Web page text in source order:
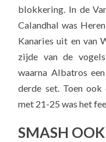
blokkering. In de
Calandhal was
Kanaries uit en van
zijde van de
waarna Albatros
derde set. Toen
met 21-25 was het
SMASH